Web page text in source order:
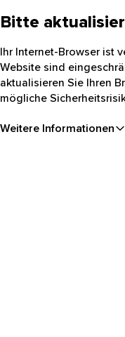
Bitte
Ihr Internet-Browser ist
Website sind
aktualisieren Sie Ihren
mögliche
Weitere Informationen